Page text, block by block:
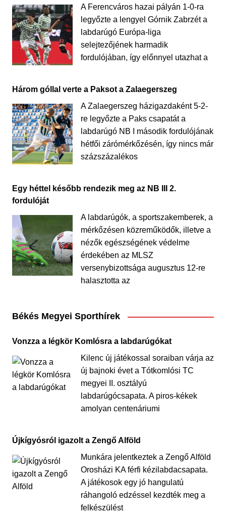
A Ferencváros hazai pályán 1-0-ra
legyőzte a lengyel Górnik Zabrzét a
labdarúgó Európa-liga
selejtezőjének harmadik
fordulójában, így előnnyel utazhat a
Három góllal verte a Paksot a Zalaegerszeg
A Zalaegerszeg házigazdaként 5-2-
re legyőzte a Paks csapatát a
labdarúgó NB I második fordulójának
hétfői zárómérkőzésén, így nincs már
százszázalékos
Egy héttel később rendezik meg az NB III 2.
fordulóját
A labdarúgók, a sportszakemberek, a
mérkőzésen közreműködők, illetve a
nézők egészségének védelme
érdekében az MLSZ
versenybizottsága augusztus 12-re
halasztotta az
Békés Megyei Sporthírek
Vonzza a légkör Komlósra a labdarúgókat
Kilenc új játékossal soraiban várja az
új bajnoki évet a Tótkomlósi TC
megyei II. osztályú
labdarúgócsapata. A piros-kékek
amolyan centenáriumi
Újkígyósról igazolt a Zengő Alföld
Munkára jelentkeztek a Zengő Alföld
Orosházi KA férfi kézilabdacsapata.
A játékosok egy jó hangulatú
ráhangoló edzéssel kezdték meg a
felkészülést